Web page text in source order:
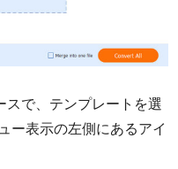
スで、テンプレートを選
ー表示の左側にあるアイ